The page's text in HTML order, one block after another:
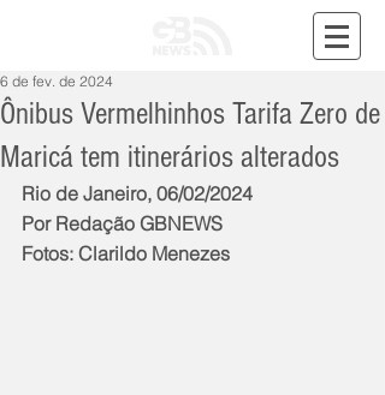
Ônibus Vermelhinhos Tarifa Zero de
Maricá tem itinerários alterados
6 de fev. de 2024
Rio de Janeiro, 06/02/2024
Por Redação GBNEWS
Fotos: Clarildo Menezes